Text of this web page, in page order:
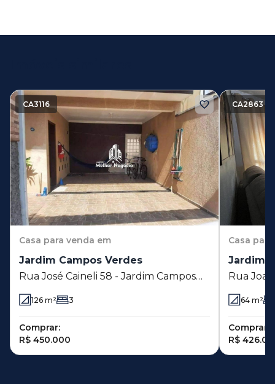
CA3116
Casa para venda em
Jardim Campos Verdes
Rua José Caineli 58 - Jardim Campos
Verdes - Hortolândia - SP
126 m² 3
Comprar:
R$ 450.000
CA2863
Casa
Jardim
Rua
Jardim
64 m²
Comprar:
R$